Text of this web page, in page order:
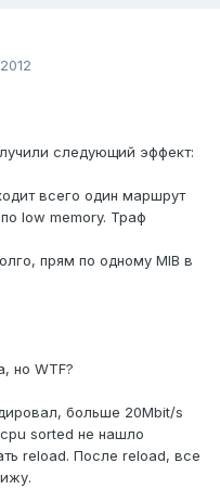
следующий эффект:
всего один маршрут
low memory. Траф
прям по одному MIB в
но WTF?
больше 20Mbit/s
sorted не нашло
reload. После reload, все